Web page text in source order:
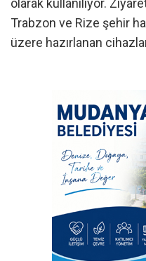
olarak kullanılıyor.
Trabzon ve Rize şehir
üzere hazırlanan